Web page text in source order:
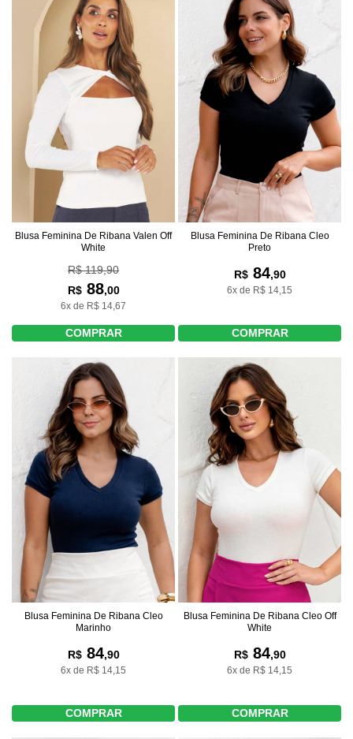
Blusa Feminina De Ribana Valen Off
White
R$ 119,90
R$88,00
6x de R$ 14,67
COMPRAR
Blusa Feminina De Ribana Cleo
Preto
R$84,90
6x de R$ 14,15
COMPRAR
Blusa Feminina De Ribana Cleo
Marinho
R$84,90
6x de R$ 14,15
COMPRAR
Blusa Feminina De Ribana Cleo Off
White
R$84,90
6x de R$ 14,15
COMPRAR